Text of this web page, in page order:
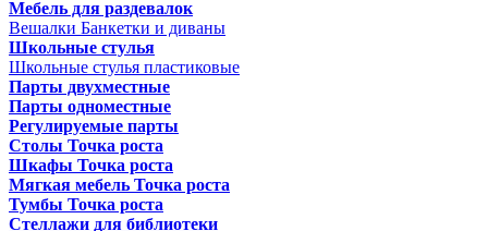
Мебель для раздевалок
Вешалки Банкетки и диваны
Школьные стулья
Школьные стулья пластиковые
Парты двухместные
Парты одноместные
Регулируемые парты
Столы Точка роста
Шкафы Точка роста
Мягкая мебель Точка роста
Тумбы Точка роста
Стеллажи для библиотеки